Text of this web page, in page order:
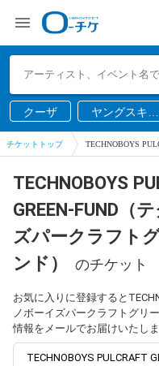
クーザ
ヤングスキニ
ー
チケットトップ TECHNOBOYS
TECHNOBOYS
GREEN-FUND（
ズパークラフト
ンド）
のチケット
お気に入りに登録すると
ノボーイズパークラフトグリ
情報をメールでお届けいたしま
TECHNOBOYS PULCRAFT